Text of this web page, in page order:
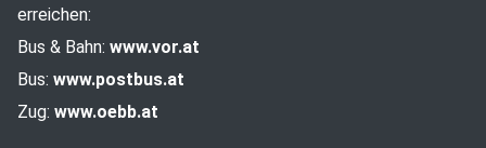
erreichen:
Bus & Bahn: www.vor.at
Bus: www.postbus.at
Zug: www.oebb.at